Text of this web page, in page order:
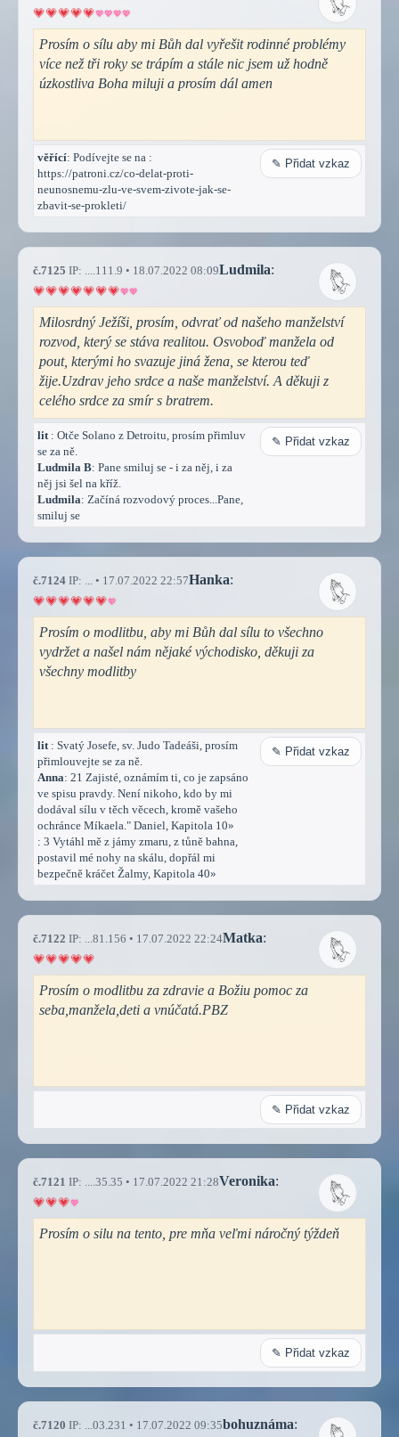
Prosím o sílu aby mi Bůh dal vyřešit rodinné problémy
více než tři roky se trápím a stále nic jsem už hodně
úzkostliva Boha miluji a prosím dál amen
věřící: Podívejte se na :
https://patroni.cz/co-delat-proti-
neunosnemu-zlu-ve-svem-zivote-jak-se-
zbavit-se-prokleti/
✎ Přidat vzkaz
č.7125 IP: ....111.9 • 18.07.2022 08:09Ludmila:
Milosrdný Ježíši, prosím, odvrať od našeho manželství
rozvod, který se stáva realitou. Osvoboď manžela od
pout, kterými ho svazuje jiná žena, se kterou teď
žije.Uzdrav jeho srdce a naše manželství. A děkuji z
celého srdce za smír s bratrem.
lit : Otče Solano z Detroitu, prosím přimluv
se za ně.
Ludmila B: Pane smiluj se - i za něj, i za
něj jsi šel na kříž.
Ludmila: Začíná rozvodový proces...Pane,
smiluj se
✎ Přidat vzkaz
č.7124 IP: ... • 17.07.2022 22:57Hanka:
Prosím o modlitbu, aby mi Bůh dal sílu to všechno
vydržet a našel nám nějaké východisko, děkuji za
všechny modlitby
lit : Svatý Josefe, sv. Judo Tadeáši, prosím
přimlouvejte se za ně.
Anna: 21 Zajisté, oznámím ti, co je zapsáno
ve spisu pravdy. Není nikoho, kdo by mi
dodával sílu v těch věcech, kromě vašeho
ochránce Míkaela." Daniel, Kapitola 10»
: 3 Vytáhl mě z jámy zmaru, z tůně bahna,
postavil mé nohy na skálu, dopřál mi
bezpečně kráčet Žalmy, Kapitola 40»
✎ Přidat vzkaz
č.7122 IP: ...81.156 • 17.07.2022 22:24Matka:
Prosím o modlitbu za zdravie a Božiu pomoc za
seba,manžela,deti a vnúčatá.PBZ
✎ Přidat vzkaz
č.7121 IP: ....35.35 • 17.07.2022 21:28Veronika:
Prosím o silu na tento, pre mňa veľmi náročný týždeň
✎ Přidat vzkaz
č.7120 IP: ...03.231 • 17.07.2022 09:35bohuznáma: